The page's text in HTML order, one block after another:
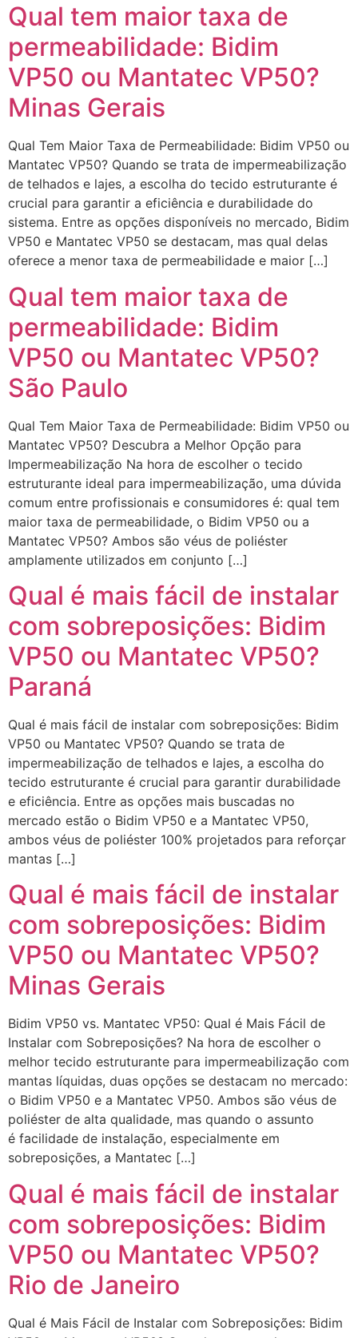
Qual tem maior taxa de
permeabilidade: Bidim
VP50 ou Mantatec VP50?
Minas Gerais
Qual Tem Maior Taxa de Permeabilidade: Bidim VP50 ou
Mantatec VP50? Quando se trata de impermeabilização
de telhados e lajes, a escolha do tecido estruturante é
crucial para garantir a eficiência e durabilidade do
sistema. Entre as opções disponíveis no mercado, Bidim
VP50 e Mantatec VP50 se destacam, mas qual delas
oferece a menor taxa de permeabilidade e maior […]
Qual tem maior taxa de
permeabilidade: Bidim
VP50 ou Mantatec VP50?
São Paulo
Qual Tem Maior Taxa de Permeabilidade: Bidim VP50 ou
Mantatec VP50? Descubra a Melhor Opção para
Impermeabilização Na hora de escolher o tecido
estruturante ideal para impermeabilização, uma dúvida
comum entre profissionais e consumidores é: qual tem
maior taxa de permeabilidade, o Bidim VP50 ou a
Mantatec VP50? Ambos são véus de poliéster
amplamente utilizados em conjunto […]
Qual é mais fácil de instalar
com sobreposições: Bidim
VP50 ou Mantatec VP50?
Paraná
Qual é mais fácil de instalar com sobreposições: Bidim
VP50 ou Mantatec VP50? Quando se trata de
impermeabilização de telhados e lajes, a escolha do
tecido estruturante é crucial para garantir durabilidade
e eficiência. Entre as opções mais buscadas no
mercado estão o Bidim VP50 e a Mantatec VP50,
ambos véus de poliéster 100% projetados para reforçar
mantas […]
Qual é mais fácil de instalar
com sobreposições: Bidim
VP50 ou Mantatec VP50?
Minas Gerais
Bidim VP50 vs. Mantatec VP50: Qual é Mais Fácil de
Instalar com Sobreposições? Na hora de escolher o
melhor tecido estruturante para impermeabilização com
mantas líquidas, duas opções se destacam no mercado:
o Bidim VP50 e a Mantatec VP50. Ambos são véus de
poliéster de alta qualidade, mas quando o assunto
é facilidade de instalação, especialmente em
sobreposições, a Mantatec […]
Qual é mais fácil de instalar
com sobreposições: Bidim
VP50 ou Mantatec VP50?
Rio de Janeiro
Qual é Mais Fácil de Instalar com Sobreposições: Bidim